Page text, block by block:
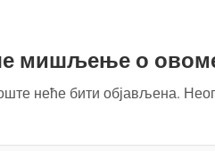
мишљење о
неће бити објављена.